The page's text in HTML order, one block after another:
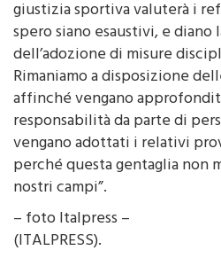
spero siano esaustivi, e
dell’adozione di misure
Rimaniamo a disposizione
affinché vengano
responsabilità da parte di
vengano adottati i relativi
perché questa gentaglia non
nostri campi”.
– foto Italpress –
(ITALPRESS).